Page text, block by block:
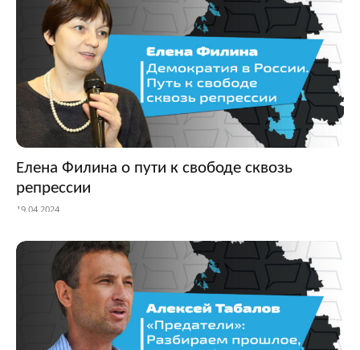
Елена Филина о пути к свободе сквозь
репрессии
19.04.2024